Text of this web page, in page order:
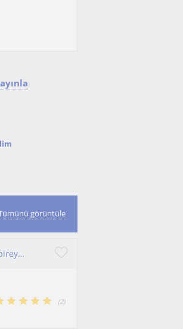
görüntüle
Merhaba! Ben Deniz. Uzman psikolojik danışmanım. YKS'ye yönelik bireysel eğitim danışmanlığı yapmaktayım.
(2)